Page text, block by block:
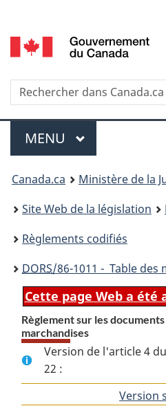
de
selection
Recherche
Menu
MENU PRINCIPAL
You
are
here:
Canada.ca
Ministère de la
Site Web de la législation
Règlements codifiés
DORS/86-1011 - Table des
Cette page Web a été
Règlement sur les
marchandises
Version de l'article 4
22 :
Version